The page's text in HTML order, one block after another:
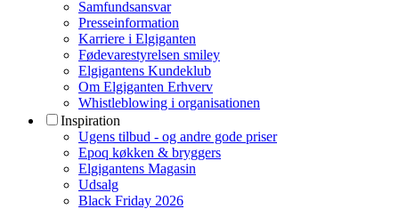
Samfundsansvar
Presseinformation
Karriere i Elgiganten
Fødevarestyrelsen smiley
Elgigantens Kundeklub
Om Elgiganten Erhverv
Whistleblowing i organisationen
Inspiration
Ugens tilbud - og andre gode priser
Epoq køkken & bryggers
Elgigantens Magasin
Udsalg
Black Friday 2026